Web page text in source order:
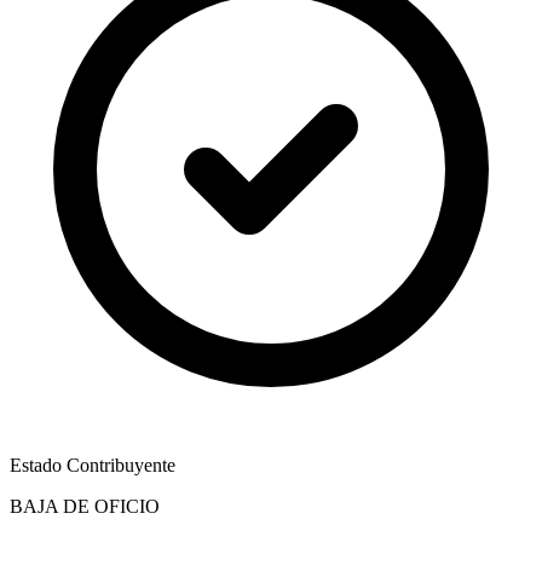
Estado Contribuyente
BAJA DE OFICIO